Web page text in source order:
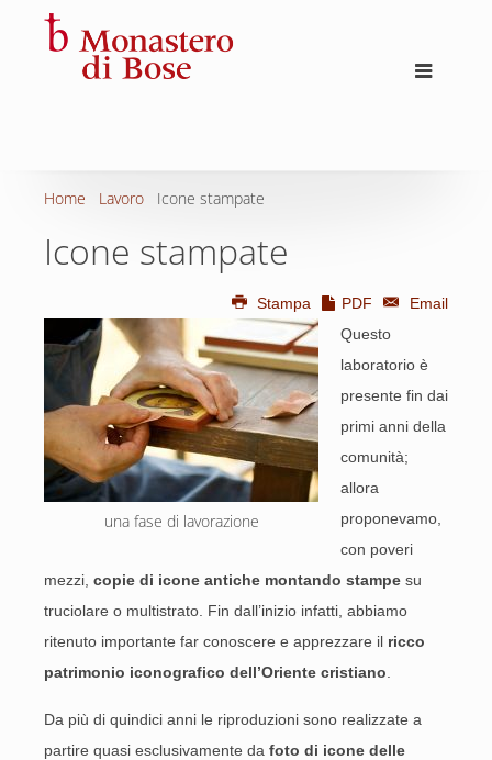
Home Lavoro Icone stampate
Icone stampate
Stampa PDF Email
una fase di lavorazione
Questo
laboratorio è
presente fin dai
primi anni della
comunità;
allora
proponevamo,
con poveri
mezzi, copie di icone antiche montando stampe su
truciolare o multistrato. Fin dall’inizio infatti, abbiamo
ritenuto importante far conoscere e apprezzare il ricco
patrimonio iconografico dell’Oriente cristiano
Da più di quindici anni le riproduzioni sono realizzate a
partire quasi esclusivamente da foto di icone delle